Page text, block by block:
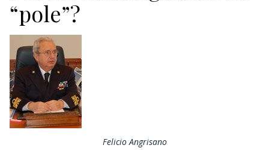
ECONOMIA
TURISMO
CULTURA
NAUTICA
“pole”?
Felicio Angrisano